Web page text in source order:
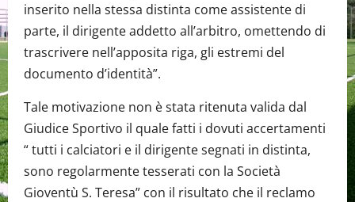
inserito nella stessa distinta come assistente di
parte, il dirigente addetto all’arbitro, omettendo di
trascrivere nell’apposita riga, gli estremi del
documento d’identità”.
Tale motivazione non è stata ritenuta valida dal
Giudice Sportivo il quale fatti i dovuti accertamenti
“ tutti i calciatori e il dirigente segnati in distinta,
sono regolarmente tesserati con la Società
Gioventù S. Teresa” con il risultato che il reclamo